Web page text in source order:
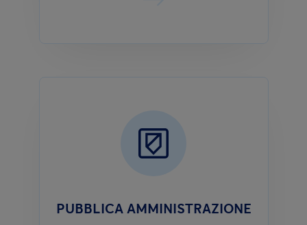
PUBBLICA AMMINISTRAZIONE